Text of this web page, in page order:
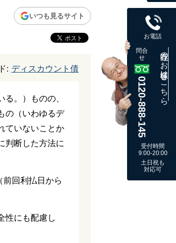
いつも見るサイト
: ディスカウント債
。）ものの、
の（いわゆるデ
ていないことか
判断した方法に
回利払日から
性にも配慮し
お電話
問合
せ
0120-888-145
既存のお客様はこちら
受付時間
9:00-20:00
土日祝も
対応可